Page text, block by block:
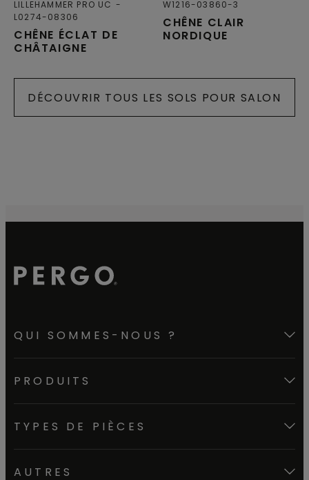
CHÊNE ÉCLAT DE
CHÂTAIGNE
LILLEHAMMER PRO UC
L0274-08306
CHÊNE CLAIR
NORDIQUE
W1216-03860-3
DÉCOUVRIR TOUS LES SOLS POUR SALON
QUI SOMMES-NOUS ?
PRODUITS
TYPES DE PIÈCES
AUTRES